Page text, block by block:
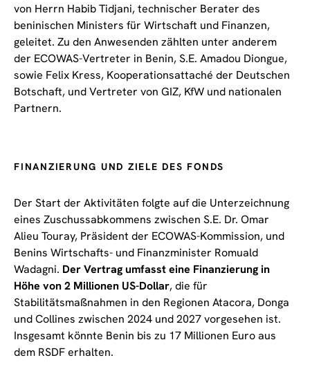
von Herrn Habib Tidjani, technischer Berater des
beninischen Ministers für Wirtschaft und Finanzen,
geleitet. Zu den Anwesenden zählten unter anderem
der ECOWAS-Vertreter in Benin, S.E. Amadou Diongue,
sowie Felix Kress, Kooperationsattaché der Deutschen
Botschaft, und Vertreter von GIZ, KfW und nationalen
Partnern.
FINANZIERUNG UND ZIELE DES FONDS
Der Start der Aktivitäten folgte auf die Unterzeichnung
eines Zuschussabkommens zwischen S.E. Dr. Omar
Alieu Touray, Präsident der ECOWAS-Kommission, und
Benins Wirtschafts- und Finanzminister Romuald
Wadagni. Der Vertrag umfasst eine Finanzierung in
Höhe von 2 Millionen US-Dollar, die für
Stabilitätsmaßnahmen in den Regionen Atacora, Donga
und Collines zwischen 2024 und 2027 vorgesehen ist.
Insgesamt könnte Benin bis zu 17 Millionen Euro aus
dem RSDF erhalten.